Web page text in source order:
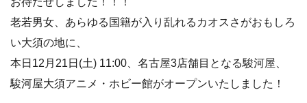
老若男女、あらゆる国籍が入り乱れるカオスさがおもしろ
い大須の地に、
本日12月21日(土) 11:00、名古屋3店舗目となる駿河屋、
駿河屋大須アニメ・ホビー館がオープンいたしました！